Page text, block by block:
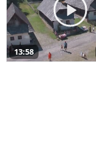
13:58